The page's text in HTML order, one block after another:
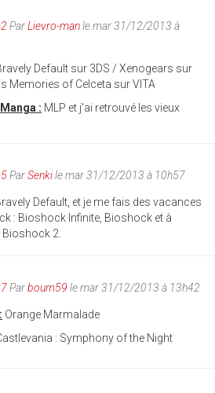
ParLievro-manle mar 31/12/2013 à
Default sur 3DS / Xenogears sur
Memories of Celceta sur VITA
: MLP et j'ai retrouvé les vieux
ParSenkile mar 31/12/2013 à 10h57
Default, et je me fais des vacances
: Bioshock Infinite, Bioshock et à
2.
Parboum59 le mar 31/12/2013 à 13h42
Orange Marmalade
: Symphony of the Night